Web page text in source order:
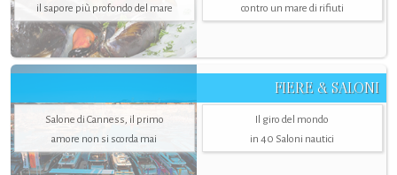
il sapore più profondo del mare
contro un mare di rifiuti
FIERE & SALONI
Salone di Canness, il primo
amore non si scorda mai
Il giro del mondo
in 40 Saloni nautici